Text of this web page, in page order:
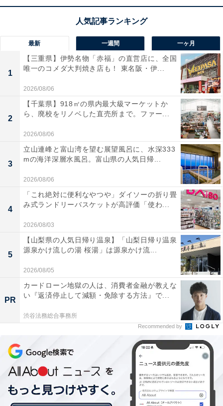
アースカラーとは、木や土、草など、地球にある自然の
色をイメージさせる色のこと。
木や土を連想させるブラウン系には、心を落ち着かせ、
リラックスさせてくれる効果があります。
また、森林や葉の色などのグリーン系は、興奮を抑えた
り、血圧を下げる効果が期待できるほか、筋肉や骨、身
体の組織を作る力を促す色ともいわれています。疲れて
いると感じる人や、リフレッシュしたい時はグリーン系
に替えてみるといいかもしれません。健康運や対人運ア
ップにも効果的といわれています。
黄色は「金」の気を持つ色であることから、金運・財運
をアップさせたい人は、黄色がおすすめです。光沢のあ
るサテン素材を選ぶと、さらに金運アップ効果が高まり
ますよ。
■薄いピンク
女性ホルモンの分泌を活発にする力があるといわれてい
るピンクは、女子力アップや恋愛運を高めたい人におす
すめです。
風水でも、出会いや恋愛の運気を上げてくれるカラーと
いわれているので、新しい出会いや気になる人との距離
を縮めたい人はぜひピンクに。花柄にすると、より運気
最新 一週間 一ヶ月
1
【三重県】伊勢名物「赤福」の直営店に、全国
唯一のコメダ大判焼き店も！ 東名阪・伊...
2026/08/06
2
【千葉県】918㎡の県内最大級マーケットか
ら、廃校をリノベした直売所まで。ファー...
2026/08/06
3
立山連峰と富山湾を望む展望風呂に、水深333
mの海洋深層水風呂。富山県の人気日帰...
2026/08/06
4
「これ絶対に便利なやつや」ダイソーの折り畳
み式ランドリーバスケットが高評価「使わ...
2026/08/03
5
【山梨県の人気日帰り温泉】「山梨日帰り温泉
源泉かけ流しの湯 桜湯」は源泉かけ流...
2026/08/05
PR
カードローン地獄の人は、消費者金融が教えな
い『返済停止して減額・免除する方法』で...
渋谷法務総合事務所
Recommended by